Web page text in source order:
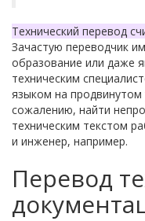
Технический перевод
Зачастую переводчик
образование или даже
техническим
языком на продвинутом
сожалению, найти
техническим текстом
и инженер, например.
Перевод